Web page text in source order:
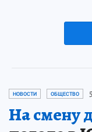
НОВОСТИ ОБЩЕСТВО
На смену